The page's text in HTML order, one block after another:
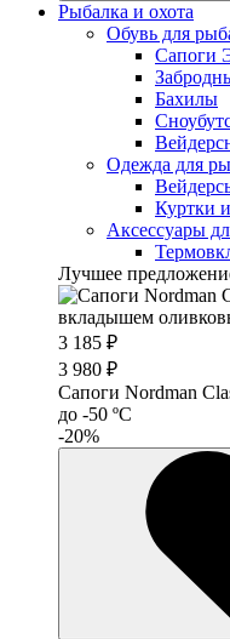
Рыбалка и охота
Обувь для
Сапоги
Бахилы
Одежда для
Куртки
Аксессуары
Лучшее
3 185 ₽
3 980 ₽
Сапоги Nordman
до -50 ºС
-20%